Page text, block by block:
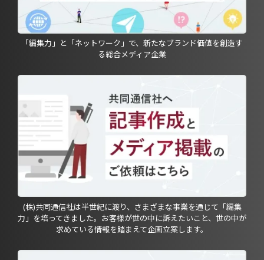
「編集力」と「ネットワーク」で、新たなブランド価値を創造す
る総合メディア企業
(株)共同通信社は半世紀に渡り、さまざまな事業を通じて「編集
力」を培ってきました。お客様が世の中に訴えたいこと、世の中が
求めている情報を踏まえて企画立案します。